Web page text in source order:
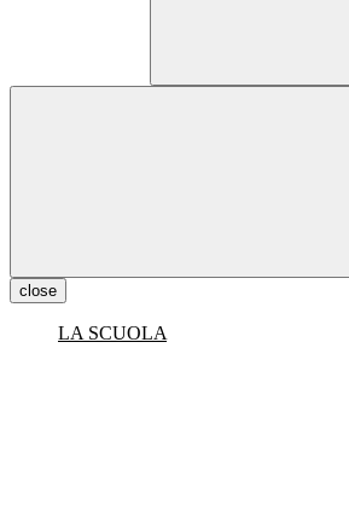
close
LA SCUOLA